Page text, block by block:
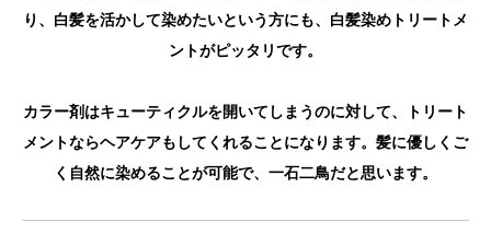
り、白髪を活かして染めたいという方にも、白髪染めトリートメ
ントがピッタリです。
カラー剤はキューティクルを開いてしまうのに対して、トリート
メントならヘアケアもしてくれることになります。髪に優しくご
く自然に染めることが可能で、一石二鳥だと思います。